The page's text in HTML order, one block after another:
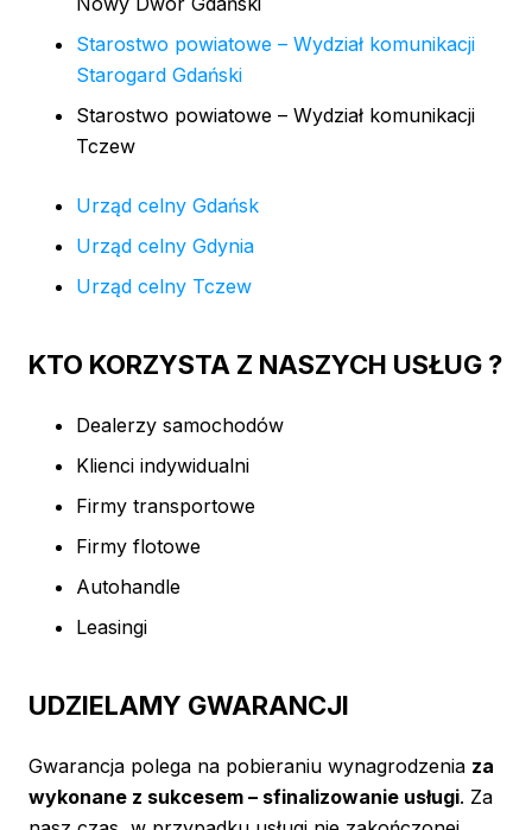
Starostwo powiatowe – Wydział komunikacji
Starogard Gdański
Starostwo powiatowe – Wydział komunikacji
Tczew
Urząd celny Gdańsk
Urząd celny Gdynia
Urząd celny Tczew
KTO KORZYSTA Z NASZYCH USŁUG ?
Dealerzy samochodów
Klienci indywidualni
Firmy transportowe
Firmy flotowe
Autohandle
Leasingi
UDZIELAMY GWARANCJI
Gwarancja polega na pobieraniu wynagrodzenia za
wykonane z sukcesem – sfinalizowanie usługi. Za